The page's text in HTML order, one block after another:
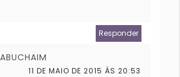
Responder
11 DE MAIO DE 2015 ÀS 20:53